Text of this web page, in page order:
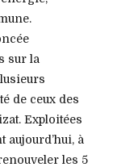
sur la
de ceux des
Exploitées
aujourd’hui, à
les 5